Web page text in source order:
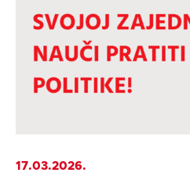
17.03.2026.